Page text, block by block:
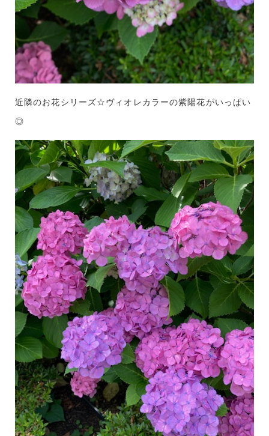
近隣のお花シリーズ☆ヴィオレカラーの紫陽花がいっぱい
◎